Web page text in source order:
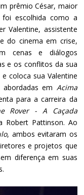
prêmio César, maior
foi escolhida como a
Valentine, assistente
do cinema em crise,
cenas e diálogos
e os conflitos da sua
coloca sua Valentine
em Acima
para a carreira da
Rover - A Caçada
Robert Pattinson. Ao
, ambos evitaram os
e projetos que
diferença em suas